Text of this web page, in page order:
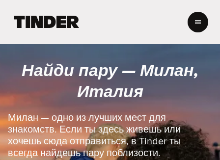
а
с
р
а
н
и
ц
Найди пару — Милан,
Италия
Милан — одно из лучших мест для
знакомств. Если ты здесь живешь или
хочешь сюда отправиться, в Tinder ты
всегда найдешь пару поблизости.